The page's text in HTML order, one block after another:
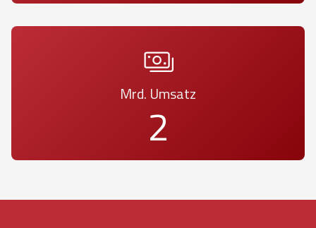
2
Mrd. Umsatz